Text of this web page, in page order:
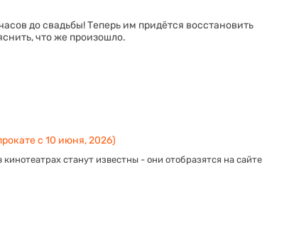
до свадьбы! Теперь им придётся восстановить
что же произошло.
с 10 июня, 2026)
станут известны - они отобразятся на сайте